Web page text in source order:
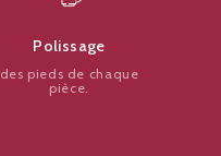
Polissage
des pieds de chaque
pièce.